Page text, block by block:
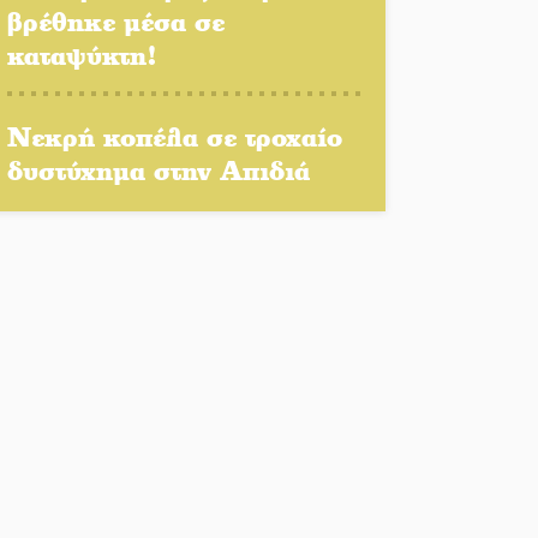
Το τελεφερίκ της
Πολιτισμός και παράδοση
βρέθηκε μέσα σε
καταψύκτη!
Νεκρή κοπέλα σε τροχαίο
δυστύχημα στην Απιδιά